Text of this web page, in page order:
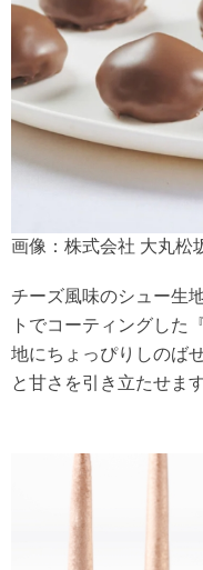
画像：株式会社 大丸松
チーズ風味のシュー生
トでコーティングした
地にちょっぴりしのば
と甘さを引き立たせます